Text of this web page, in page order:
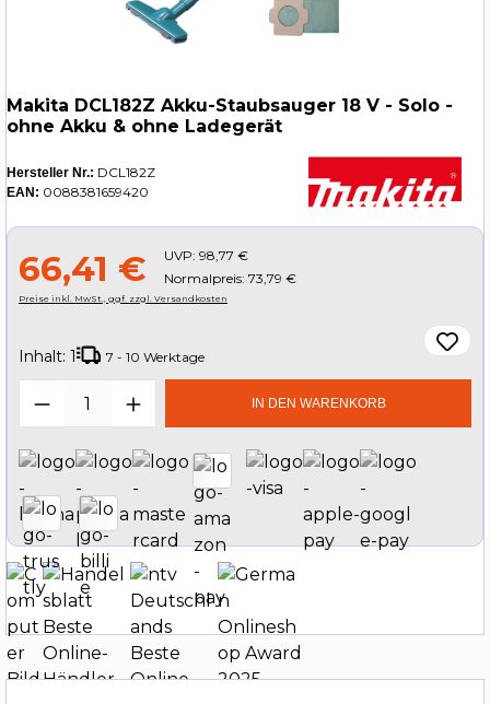
Makita DCL182Z Akku-Staubsauger 18 V - Solo -
ohne Akku & ohne Ladegerät
Hersteller Nr.: DCL182Z
EAN: 0088381659420
66,41 € UVP: 98,77 €
Normalpreis: 73,79 €
Preise inkl. MwSt., ggf. zzgl. Versandkosten
Inhalt: 1 7 - 10 Werktage
Produkt Anzahl: Gib denIN DEN WARENKORB